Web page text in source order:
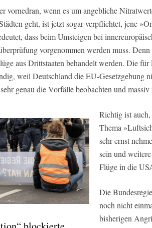
vornedran, wenn es um angebliche
geht, ist jetzt sogar verpflichtet, jene
dass beim Umsteigen bei
vorgenommen werden muss.
aus Drittstaaten behandelt werden. Die für
weil Deutschland die EU-Gesetzgebung
genau die Vorfälle beobachten und
Richtig ist
Thema
sehr ernst
sein und
Flüge in die
Die
noch nicht
bisherigen